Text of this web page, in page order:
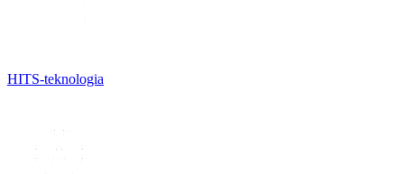
HITS-teknologia